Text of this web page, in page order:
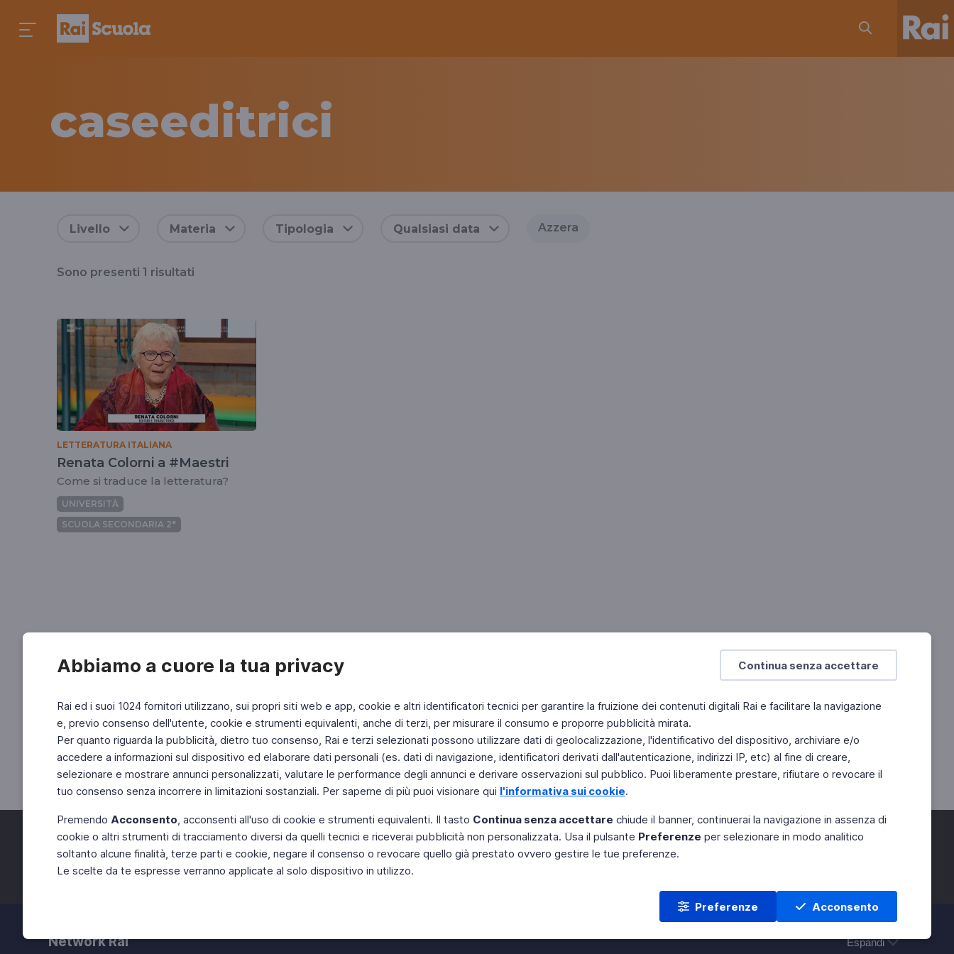
Continua senza accettare
Abbiamo a cuore la tua privacy
Rai ed i suoi 1024 fornitori utilizzano, sui propri siti web e app, cookie e altri identificatori tecnici per garantire la fruizione dei contenuti digitali Rai e facilitare la navigazione
e, previo consenso dell'utente, cookie e strumenti equivalenti, anche di terzi, per misurare il consumo e proporre pubblicità mirata.
Per quanto riguarda la pubblicità, dietro tuo consenso, Rai e terzi selezionati possono utilizzare dati di geolocalizzazione, l'identificativo del dispositivo, archiviare e/o
accedere a informazioni sul dispositivo ed elaborare dati personali (es. dati di navigazione, identificatori derivati dall'autenticazione, indirizzi IP, etc) al fine di creare,
selezionare e mostrare annunci personalizzati, valutare le performance degli annunci e derivare osservazioni sul pubblico. Puoi liberamente prestare, rifiutare o revocare il
tuo consenso senza incorrere in limitazioni sostanziali. Per saperne di più puoi visionare qui l'informativa sui cookie.
Premendo Acconsento, acconsenti all'uso di cookie e strumenti equivalenti. Il tasto Continua senza accettare chiude il banner, continuerai la navigazione in assenza di
cookie o altri strumenti di tracciamento diversi da quelli tecnici e riceverai pubblicità non personalizzata. Usa il pulsante Preferenze per selezionare in modo analitico
soltanto alcune finalità, terze parti e cookie, negare il consenso o revocare quello già prestato ovvero gestire le tue preferenze.
Le scelte da te espresse verranno applicate al solo dispositivo in utilizzo.
Preferenze Acconsento
caseeditrici
tag
caseeditrici
Livello Materia Tipologia Qualsiasi data Azzera
Sono presenti 1 risultati
LETTERATURA ITALIANA
Renata Colorni a #Maestri
Come si traduce la letteratura?
UNIVERSITÀ
SCUOLA SECONDARIA 2°
Facebook Twitter Instagram